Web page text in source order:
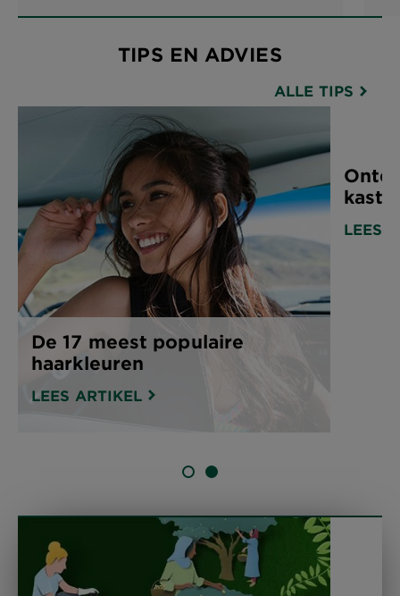
TIPS EN ADVIES
ALLE TIPS
De 17 meest populaire
haarkleuren
LEES ARTIKEL
LEES
SLIDE 1SLIDE 2